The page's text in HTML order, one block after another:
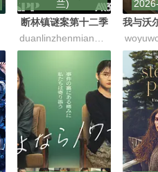
兰)
断林镇谜案第十二季